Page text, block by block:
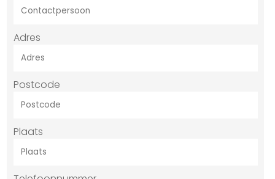
Adres
Postcode
Plaats